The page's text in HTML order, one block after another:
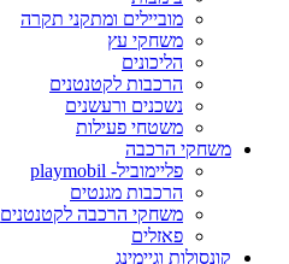
מוביילים ומתקני תקרה
משחקי עץ
הליכונים
הרכבות לקטנטנים
נשכנים ורעשנים
משטחי פעילות
משחקי הרכבה
פליימוביל- playmobil
הרכבות מגנטים
משחקי הרכבה לקטנטנים
פאזלים
קונסולות וגיימינג